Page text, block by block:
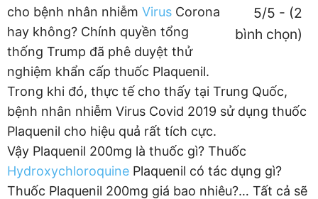
5/5 - (2
bình chọn)
cho bệnh nhân nhiễm Virus Corona
hay không? Chính quyền tổng
thống Trump đã phê duyệt thử
nghiệm khẩn cấp thuốc Plaquenil.
Trong khi đó, thực tế cho thấy tại Trung Quốc,
bệnh nhân nhiễm Virus Covid 2019 sử dụng thuốc
Plaquenil cho hiệu quả rất tích cực.
Vậy Plaquenil 200mg là thuốc gì? Thuốc
Hydroxychloroquine Plaquenil có tác dụng gì?
Thuốc Plaquenil 200mg giá bao nhiêu?… Tất cả sẽ